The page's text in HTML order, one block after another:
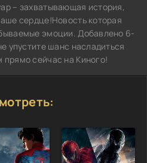
– захватывающая история,
сердце!Новость которая
эмоции. Добавлено 6-
упустите шанс насладиться
сейчас на Киного!